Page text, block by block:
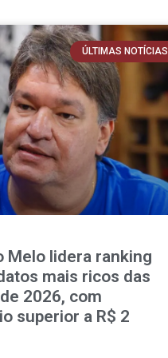
ÚLTIMAS NOTÍCIAS
Melo lidera ranking
mais ricos das
2026, com
superior a R$ 2